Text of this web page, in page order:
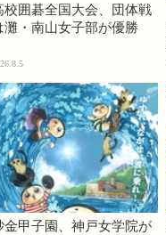
校囲碁全国大会、団体戦
灘・南山女子部が優勝
金甲子園、神戸女学院が